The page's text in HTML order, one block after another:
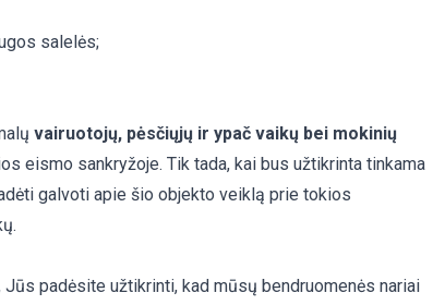
salelės;
vairuotojų, pėsčiųjų ir ypač vaikų bei mokinių
eismo sankryžoje. Tik tada, kai bus užtikrinta tinkama
galvoti apie šio objekto veiklą prie tokios
padėsite užtikrinti, kad mūsų bendruomenės nariai